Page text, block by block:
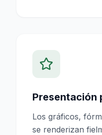
Presentación
Los gráficos,
se renderizan